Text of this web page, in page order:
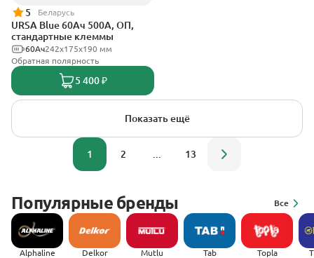
5 Беларусь
URSA Blue 60Ач 500А, ОП,
стандартные клеммы
242х175х190 мм
60Ач
Обратная полярность
5 400 ₽
Показать ещё
1 2 13
Популярные бренды Все
Alphaline Delkor Mutlu Tab Topla